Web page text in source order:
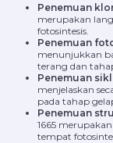
Penemuan
merupakan
fotosintesis.
Penemuan
menunjukkan
terang dan
Penemuan
menjelaskan
pada tahap
Penemuan
1665
tempat